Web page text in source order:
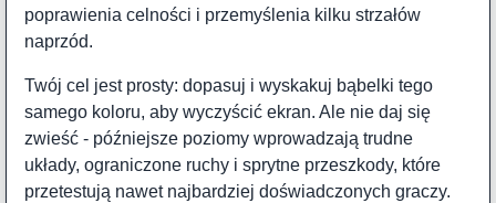
poprawienia celności i przemyślenia kilku strzałów
naprzód.
Twój cel jest prosty: dopasuj i wyskakuj bąbelki tego
samego koloru, aby wyczyścić ekran. Ale nie daj się
zwieść - późniejsze poziomy wprowadzają trudne
układy, ograniczone ruchy i sprytne przeszkody, które
przetestują nawet najbardziej doświadczonych graczy.